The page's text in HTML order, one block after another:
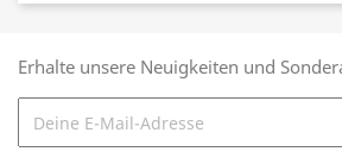
Erhalte unsere Neuigkeiten und